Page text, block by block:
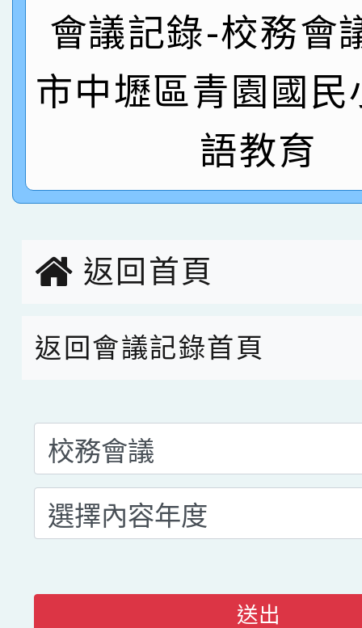
創客第三名。
賽 洪綺君教師榮獲社
賀！本校阿巴斯O蜜、
名 指導老師王老師、
賀！本校四年二班張O
園市英語競賽國小朗讀
指導老師林老師
賀！本校參加桃園市中
賽 劉文瑛教師榮獲教
臺灣台語-第二名
賀！本校參與2026世
市賽榮獲科學小創客佳
創客第三名。
會議記錄-校務會
市中壢區青園國
語教育
返回首頁
返回會議記錄首頁
送出